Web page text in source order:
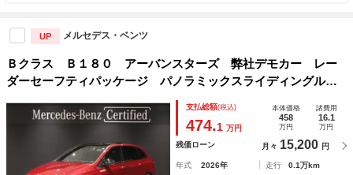
UP メルセデス・ベンツ
Ｂクラス Ｂ１８０ アーバンスターズ 弊社デモカー レー
ダーセーフティパッケージ パノラミックスライディングルー
フ メモリー付き電動シート シートヒータ ＭＢＵＸ搭載
車 本革シート アンビエントライトナイトパッケージ本革巻
支払総額(税込)
474.1 万円
本体価格
458
万円
諸費用
16.1
万円
残価ローン 月々 15,200 円
年式 2026年 走行
0.1万km